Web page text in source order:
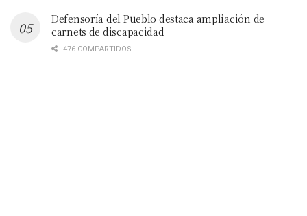
Defensoría del Pueblo destaca ampliación de
carnets de discapacidad
476 COMPARTIDOS